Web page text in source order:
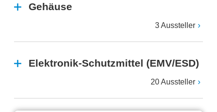
Gehäuse
3 Aussteller
Elektronik-Schutzmittel (EMV/ESD)
20 Aussteller